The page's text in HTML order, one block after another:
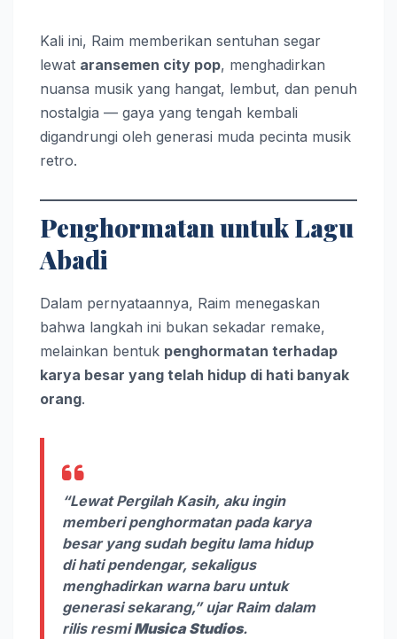
Kali ini, Raim memberikan sentuhan segar
lewat aransemen city pop, menghadirkan
nuansa musik yang hangat, lembut, dan penuh
nostalgia — gaya yang tengah kembali
digandrungi oleh generasi muda pecinta musik
retro.
Penghormatan untuk Lagu
Abadi
Dalam pernyataannya, Raim menegaskan
bahwa langkah ini bukan sekadar remake,
melainkan bentuk penghormatan terhadap
karya besar yang telah hidup di hati banyak
orang.
“LewatPergilah Kasih, aku ingin
memberi penghormatan pada karya
besar yang sudah begitu lama hidup
di hati pendengar, sekaligus
menghadirkan warna baru untuk
generasi sekarang,” ujar Raim dalam
rilis resmiMusica Studios.